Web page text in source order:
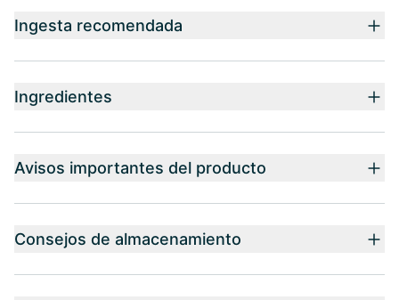
Ingesta recomendada
Ingredientes
Avisos importantes del producto
Consejos de almacenamiento